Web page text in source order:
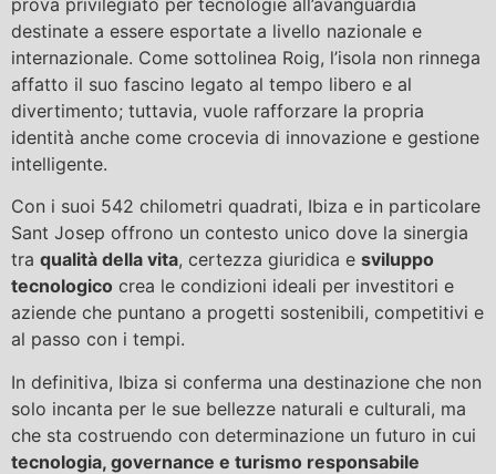
prova privilegiato per tecnologie all’avanguardia
destinate a essere esportate a livello nazionale e
internazionale. Come sottolinea Roig, l’isola non rinnega
affatto il suo fascino legato al tempo libero e al
divertimento; tuttavia, vuole rafforzare la propria
identità anche come crocevia di innovazione e gestione
intelligente.
Con i suoi 542 chilometri quadrati, Ibiza e in particolare
Sant Josep offrono un contesto unico dove la sinergia
tra qualità della vita, certezza giuridica e sviluppo
tecnologico crea le condizioni ideali per investitori e
aziende che puntano a progetti sostenibili, competitivi e
al passo con i tempi.
In definitiva, Ibiza si conferma una destinazione che non
solo incanta per le sue bellezze naturali e culturali, ma
che sta costruendo con determinazione un futuro in cui
tecnologia, governance e turismo responsabile